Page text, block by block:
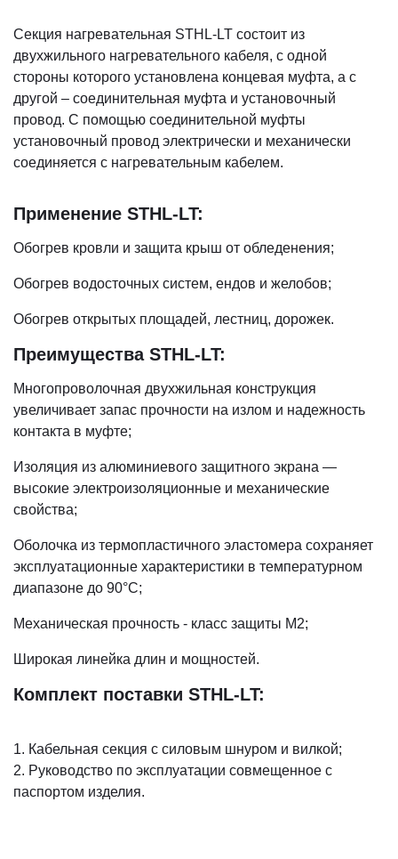
Секция нагревательная STHL-LT состоит из
двухжильного нагревательного кабеля, с одной
стороны которого установлена концевая муфта, а с
другой – соединительная муфта и установочный
провод. С помощью соединительной муфты
установочный провод электрически и механически
соединяется с нагревательным кабелем.
Применение STHL-LT:
Обогрев кровли и защита крыш от обледенения;
Обогрев водосточных систем, ендов и желобов;
Обогрев открытых площадей, лестниц, дорожек.
Преимущества STHL-LT:
Многопроволочная двухжильная конструкция
увеличивает запас прочности на излом и надежность
контакта в муфте;
Изоляция из алюминиевого защитного экрана —
высокие электроизоляционные и механические
свойства;
Оболочка из термопластичного эластомера сохраняет
эксплуатационные характеристики в температурном
диапазоне до 90°С;
Механическая прочность - класс защиты М2;
Широкая линейка длин и мощностей.
Комплект поставки STHL-LT:
1. Кабельная секция с силовым шнуром и вилкой;
2. Руководство по эксплуатации совмещенное с
паспортом изделия.